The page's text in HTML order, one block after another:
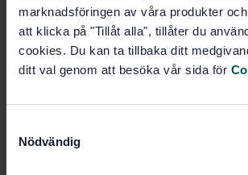
marknadsföringen av våra produkter
att klicka på "Tillåt alla", tillåter du
cookies. Du kan ta tillbaka ditt
ditt val genom att besöka vår sida för
Nödvändig
Produktinformation
Engelska
laminatgolv, SIS/TK 184/AG 01